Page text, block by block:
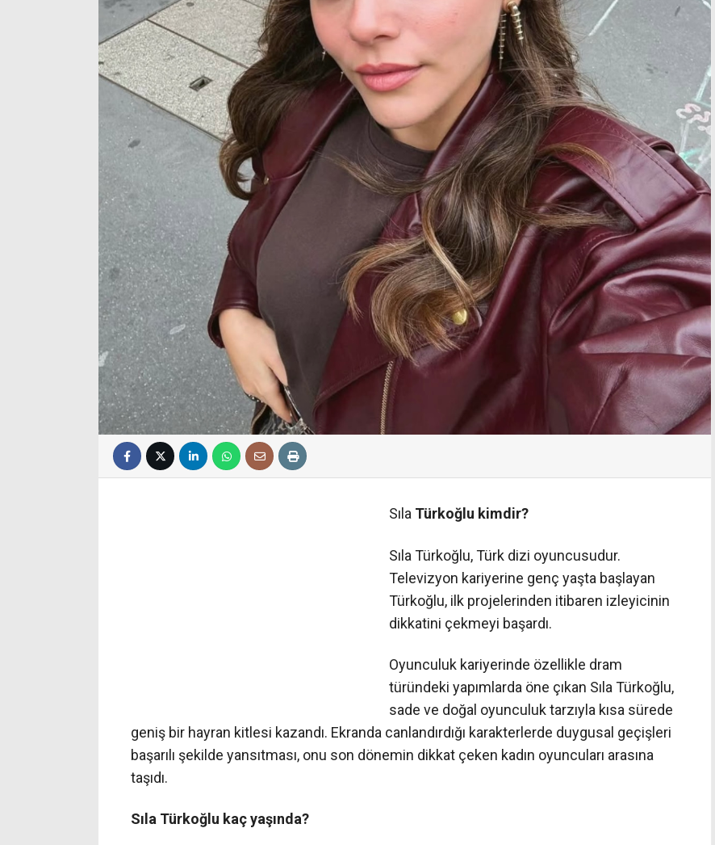
Sıla Türkoğlu kimdir?
Sıla Türkoğlu, Türk dizi oyuncusudur.
Televizyon kariyerine genç yaşta başlayan
Türkoğlu, ilk projelerinden itibaren izleyicinin
dikkatini çekmeyi başardı.
Oyunculuk kariyerinde özellikle dram
türündeki yapımlarda öne çıkan Sıla Türkoğlu,
sade ve doğal oyunculuk tarzıyla kısa sürede
geniş bir hayran kitlesi kazandı. Ekranda canlandırdığı karakterlerde duygusal geçişleri
başarılı şekilde yansıtması, onu son dönemin dikkat çeken kadın oyuncuları arasına
taşıdı.
Sıla Türkoğlu kaç yaşında?